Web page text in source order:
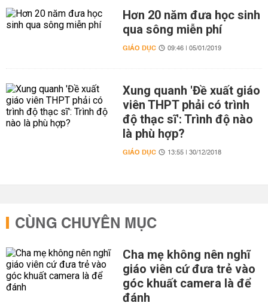
Hơn 20 năm đưa học sinh
qua sông miễn phí
GIÁO DỤC 09:46 | 05/01/2019
Xung quanh 'Đề xuất giáo
viên THPT phải có trình
độ thạc sĩ': Trình độ nào
là phù hợp?
GIÁO DỤC 13:55 | 30/12/2018
CÙNG CHUYÊN MỤC
Cha mẹ không nên nghĩ
giáo viên cứ đưa trẻ vào
góc khuất camera là để
đánh